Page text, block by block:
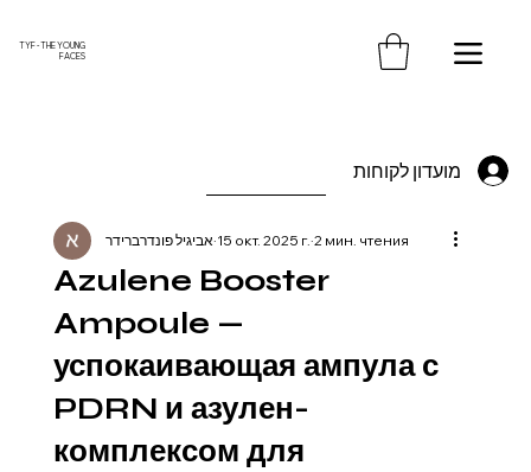
מועדון לקוחות
TYF - THE YOUNG
FACES
Azulene Booster
Ampoule —
успокаивающая ампула с
PDRN и азулен-
комплексом для
אביגיל פונדרברידר 15 окт. 2025 г. 2 мин. чтения